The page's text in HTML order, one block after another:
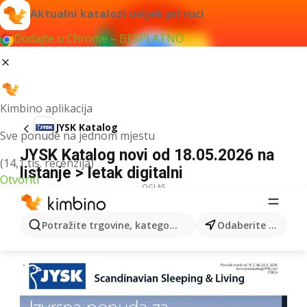
Aktualni katalozi uvijek pri ruci
Dodajte u Chrome – BESPLATNO
Kimbino aplikacija
Sve ponude na jednom mjestu
(14,1 tis. recenzija)
Otvoriti
Potražite trgovine, kategorije, proizvode... Odaberite grad
JYSK Katalog
JYSK Katalog novi od 18.05.2026 na
listanje > letak digitalni
OGLAS